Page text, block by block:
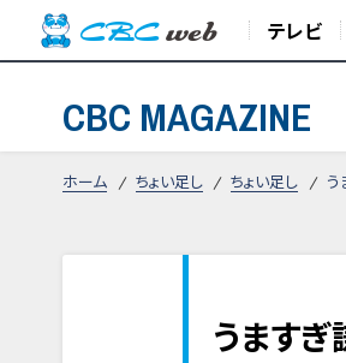
テレビ
CBC MAGAZINE
ホーム ちょい足し ちょい足し う
うます